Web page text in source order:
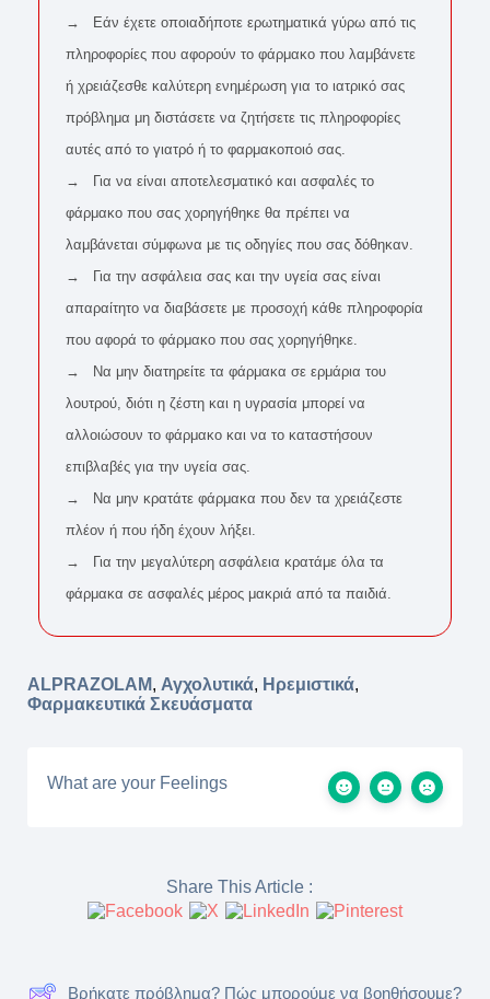
→ Εάν έχετε οποιαδήποτε ερωτηματικά γύρω από τις
πληροφορίες που αφορούν το φάρμακο που λαμβάνετε
ή χρειάζεσθε καλύτερη ενημέρωση για το ιατρικό σας
πρόβλημα μη διστάσετε να ζητήσετε τις πληροφορίες
αυτές από το γιατρό ή το φαρμακοποιό σας.
→ Για να είναι αποτελεσματικό και ασφαλές το
φάρμακο που σας χορηγήθηκε θα πρέπει να
λαμβάνεται σύμφωνα με τις οδηγίες που σας δόθηκαν.
→ Για την ασφάλεια σας και την υγεία σας είναι
απαραίτητο να διαβάσετε με προσοχή κάθε πληροφορία
που αφορά το φάρμακο που σας χορηγήθηκε.
→ Να μην διατηρείτε τα φάρμακα σε ερμάρια του
λουτρού, διότι η ζέστη και η υγρασία μπορεί να
αλλοιώσουν το φάρμακο και να το καταστήσουν
επιβλαβές για την υγεία σας.
→ Να μην κρατάτε φάρμακα που δεν τα χρειάζεστε
πλέον ή που ήδη έχουν λήξει.
→ Για την μεγαλύτερη ασφάλεια κρατάμε όλα τα
φάρμακα σε ασφαλές μέρος μακριά από τα παιδιά.
ALPRAZOLAM, Αγχολυτικά, Ηρεμιστικά,
Φαρμακευτικά Σκευάσματα
What are your Feelings
Share This Article :
Βρήκατε πρόβλημα? Πώς μπορούμε να βοηθήσουμε?